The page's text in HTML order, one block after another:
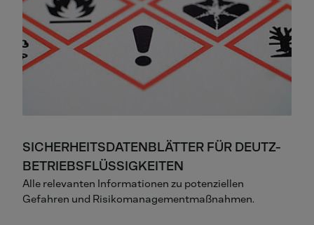
SICHERHEITSDATENBLÄTTER FÜR DEUTZ-
BETRIEBSFLÜSSIGKEITEN
Alle relevanten Informationen zu potenziellen
Gefahren und Risikomanagementmaßnahmen.